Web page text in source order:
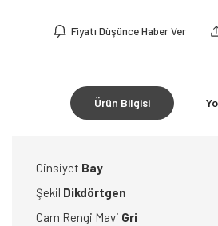
Fiyatı Düşünce Haber Ver
Ürün Bilgisi
Cinsiyet Bay
Şekil Dikdörtgen
Cam Rengi Mavi Gri